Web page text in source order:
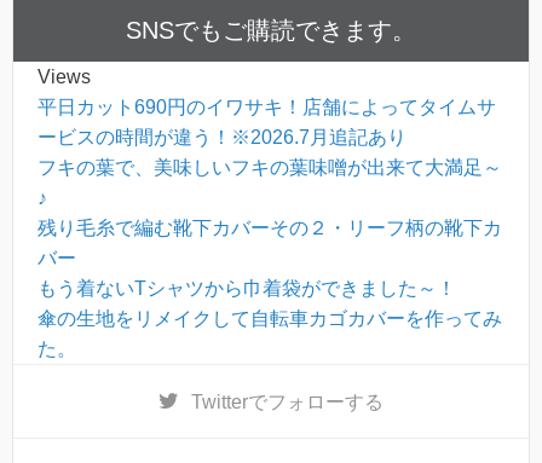
SNSでもご購読できます。
Views
平日カット690円のイワサキ！店舗によってタイムサ
ービスの時間が違う！※2026.7月追記あり
フキの葉で、美味しいフキの葉味噌が出来て大満足～
♪
残り毛糸で編む靴下カバーその２・リーフ柄の靴下カ
バー
もう着ないTシャツから巾着袋ができました～！
傘の生地をリメイクして自転車カゴカバーを作ってみ
た。
Twitterでフォローする